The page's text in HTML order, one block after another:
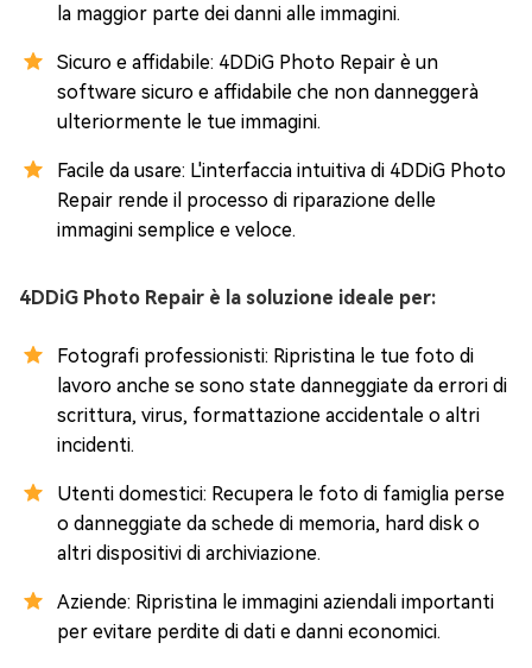
la maggior parte dei danni alle immagini.
Sicuro e affidabile: 4DDiG Photo Repair è un
software sicuro e affidabile che non danneggerà
ulteriormente le tue immagini.
Facile da usare: L'interfaccia intuitiva di 4DDiG Photo
Repair rende il processo di riparazione delle
immagini semplice e veloce.
4DDiG Photo Repair è la soluzione ideale per:
Fotografi professionisti: Ripristina le tue foto di
lavoro anche se sono state danneggiate da errori di
scrittura, virus, formattazione accidentale o altri
incidenti.
Utenti domestici: Recupera le foto di famiglia perse
o danneggiate da schede di memoria, hard disk o
altri dispositivi di archiviazione.
Aziende: Ripristina le immagini aziendali importanti
per evitare perdite di dati e danni economici.